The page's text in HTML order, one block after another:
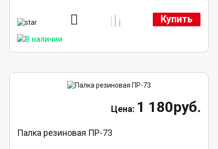
Купить
1 180руб.
Палка резиновая ПР-73